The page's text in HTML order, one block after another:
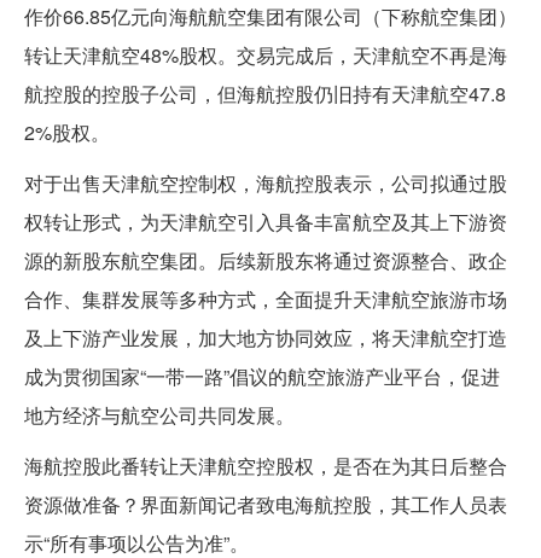
作价66.85亿元向海航航空集团有限公司（下称航空集团）
转让天津航空48%股权。交易完成后，天津航空不再是海
航控股的控股子公司，但海航控股仍旧持有天津航空47.8
2%股权。
对于出售天津航空控制权，海航控股表示，公司拟通过股
权转让形式，为天津航空引入具备丰富航空及其上下游资
源的新股东航空集团。后续新股东将通过资源整合、政企
合作、集群发展等多种方式，全面提升天津航空旅游市场
及上下游产业发展，加大地方协同效应，将天津航空打造
成为贯彻国家“一带一路”倡议的航空旅游产业平台，促进
地方经济与航空公司共同发展。
海航控股此番转让天津航空控股权，是否在为其日后整合
资源做准备？界面新闻记者致电海航控股，其工作人员表
示“所有事项以公告为准”。